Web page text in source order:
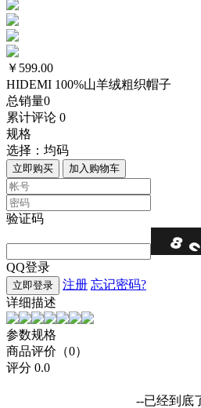
￥599.00
HIDEMI 100%山羊绒粗织帽子
总销量0
累计评论 0
规格
选择： 均码
立即购买 加入购物车
验证码
QQ登录
立即登录 注册 忘记密码?
详细描述
参数规格
商品评价（0）
评分 0.0
--已经到底